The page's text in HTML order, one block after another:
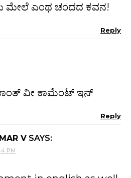
ಮೇಲೆ ಎಂಥ ಚಂದದ ಕವನ!
Reply
ಕಾಂತ್ ವೀ ಕಾಮೆಂಟ್ ಇನ್
Reply
V SAYS:
PM